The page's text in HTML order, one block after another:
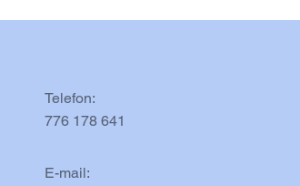
Telefon:
776 178 641
E-mail: